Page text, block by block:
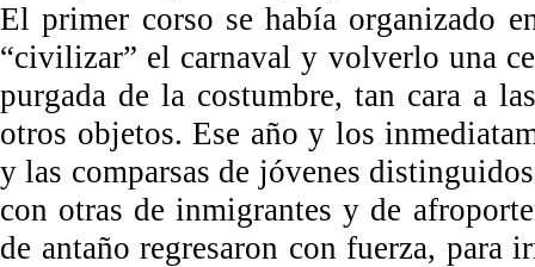
El primer corso se había organizado
“civilizar” el carnaval y volverlo una
purgada de la costumbre, tan cara a
otros objetos. Ese año y los
y las comparsas de jóvenes
con otras de inmigrantes y de
de antaño regresaron con fuerza,